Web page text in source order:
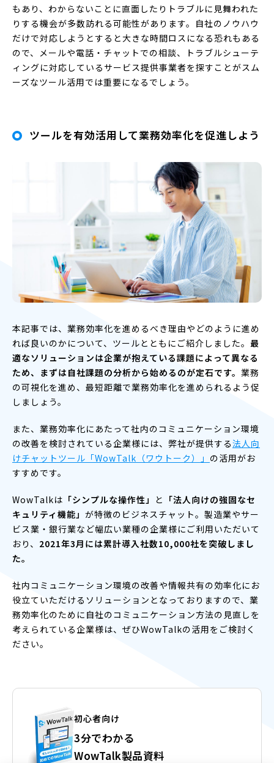
もあり、わからないことに直面したりトラブルに見舞われた
りする機会が多数訪れる可能性があります。自社のノウハウ
だけで対応しようとすると大きな時間ロスになる恐れもある
ので、メールや電話・チャットでの相談、トラブルシューテ
ィングに対応しているサービス提供事業者を探すことがスム
ーズなツール活用では重要になるでしょう。
ツールを有効活用して業務効率化を促進しよう
本記事では、業務効率化を進めるべき理由やどのように進め
れば良いのかについて、ツールとともにご紹介しました。 最
適なソリューションは企業が抱えている課題によって異なる
ため、まずは自社課題の分析から始めるのが定石です。 業務
の可視化を進め、最短距離で業務効率化を進められるよう促
しましょう。
また、業務効率化にあたって社内のコミュニケーション環境
の改善を検討されている企業様には、弊社が提供する法人向
けチャットツール「WowTalk（ワウトーク）」 の活用がお
すすめです。
WowTalkは 「シンプルな操作性」 と 「法人向けの強固なセ
キュリティ機能」 が特徴のビジネスチャット。製造業やサー
ビス業・銀行業など幅広い業種の企業様にご利用いただいて
おり、 2021年3月には累計導入社数10,000社を突破しまし
た。
社内コミュニケーション環境の改善や情報共有の効率化にお
役立ていただけるソリューションとなっておりますので、業
務効率化のために自社のコミュニケーション方法の見直しを
考えられている企業様は、ぜひWowTalkの活用をご検討く
ださい。
初心者向け
3分でわかる
WowTalk製品資料